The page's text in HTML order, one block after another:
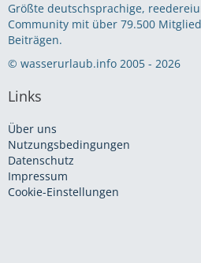
Größte deutschsprachige,
Community mit über 79.500
Beiträgen.
© wasserurlaub.info 2005 - 2026
Links
Über uns
Nutzungsbedingungen
Datenschutz
Impressum
Cookie-Einstellungen